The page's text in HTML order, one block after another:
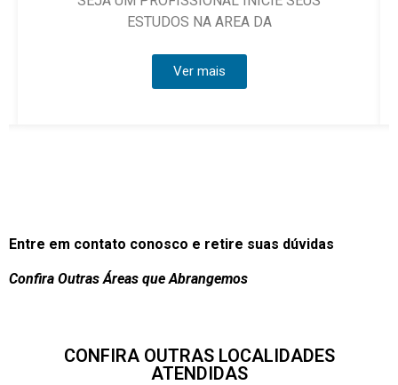
Entre em contato conosco e retire suas dúvidas
Confira Outras Áreas que Abrangemos
CONFIRA OUTRAS LOCALIDADES
ATENDIDAS